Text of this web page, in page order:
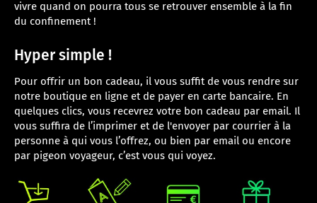
vivre quand on pourra tous se retrouver ensemble à la fin
du confinement !
Hyper simple !
Pour offrir un bon cadeau, il vous suffit de vous rendre sur
notre boutique en ligne et de payer en carte bancaire. En
quelques clics, vous recevrez votre bon cadeau par email. Il
vous suffira de l’imprimer et de l'envoyer par courrier à la
personne à qui vous l’offrez, ou bien par email ou encore
par pigeon voyageur, c’est vous qui voyez.